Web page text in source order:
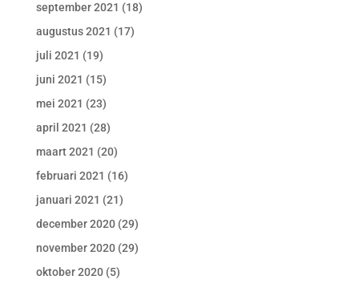
september 2021 (18)
augustus 2021 (17)
juli 2021 (19)
juni 2021 (15)
mei 2021 (23)
april 2021 (28)
maart 2021 (20)
februari 2021 (16)
januari 2021 (21)
december 2020(29)
november 2020(29)
oktober 2020(5)